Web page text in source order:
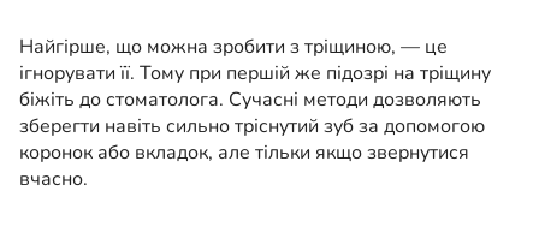
Найгірше, що можна зробити з тріщиною, — це
ігнорувати її. Тому при першій же підозрі на тріщину
біжіть до стоматолога. Сучасні методи дозволяють
зберегти навіть сильно тріснутий зуб за допомогою
коронок або вкладок, але тільки якщо звернутися
вчасно.